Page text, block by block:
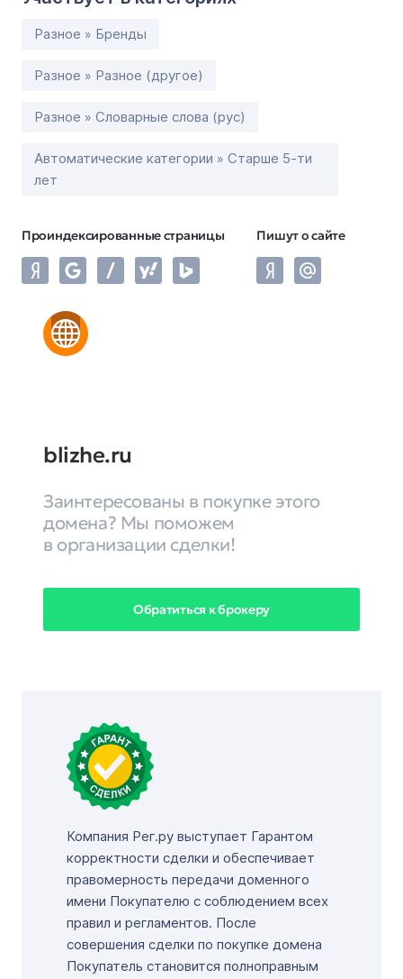
Разное » Бренды
Разное » Разное (другое)
Разное » Словарные слова (рус)
Автоматические категории » Старше 5-ти
лет
Проиндексированные страницы Пишут о сайте
blizhe.ru
Заинтересованы в покупке этого
домена? Мы поможем
в организации сделки!
Обратиться к брокеру
Компания Рег.ру выступает Гарантом
корректности сделки и обеспечивает
правомерность передачи доменного
имени Покупателю с соблюдением всех
правил и регламентов. После
совершения сделки по покупке домена
Покупатель становится полноправным